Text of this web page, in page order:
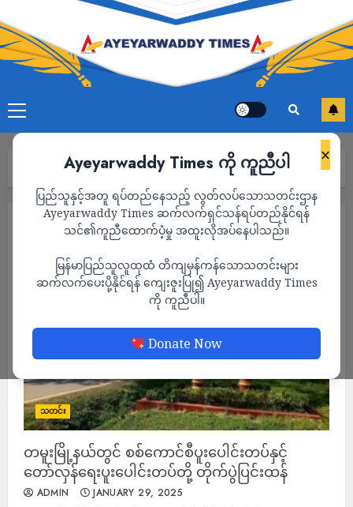
×
Ayeyarwaddy Times ကို ကူညီပါ
ပြည်သူနှင့်အတူ ရပ်တည်နေသည့် လွတ်လပ်သောသတင်းဌာန
Ayeyarwaddy Times ဆက်လက်ရှင်သန်ရပ်တည်နိုင်ရန်
သင်၏ကူညီထောက်ပံ့မှု အထူးလိုအပ်နေပါသည်။
မြန်မာပြည်သူလူထုထံ တိကျမှန်ကန်သောသတင်းများ
ဆက်လက်ပေးပို့နိုင်ရန် ကျေးဇူးပြု၍ Ayeyarwaddy Times
ကို ကူညီပါ။
Donate Now
2025 January Page 4
Month:January 2025
သတင်း
တမူးမြို့နယ်တွင် စစ်ကောင်စီပူးပေါင်းတပ်နှင့်
တော်လှန်ရေးပူးပေါင်းတပ်တို့ တိုက်ပွဲပြင်းထန်
ADMIN JANUARY 29, 2025